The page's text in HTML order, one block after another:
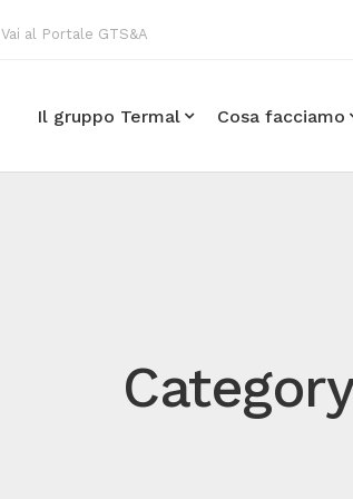
Vai al Portale GTS&A
Il gruppo Termal Cosa facciamo